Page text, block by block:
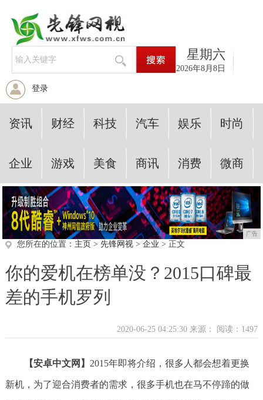
星期六
2026年8月8日
登录
资讯 财经 科技 汽车 娱乐 时尚
企业 游戏 美食 商讯 消费 微商
广告
您所在的位置： 主页 > 先锋网视> 企业 > 正文
你的爱机在榜单没？2015口碑最
差的手机罗列
2020-06-25 04:25:30 来源： 阅读：1497
【安卓中文网】 2015年即将介绍，很多人都会想着更换
新机，为了迎合消费者的需求，很多手机也在马不停蹄的做